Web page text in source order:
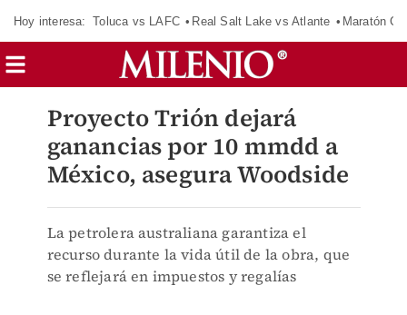
Hoy interesa: Toluca vs LAFC Real Salt Lake vs Atlante Maratón
Proyecto Trión dejará
ganancias por 10 mmdd a
México, asegura Woodside
La petrolera australiana garantiza el
recurso durante la vida útil de la obra, que
se reflejará en impuestos y regalías